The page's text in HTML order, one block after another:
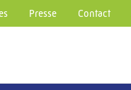
Presse Contact